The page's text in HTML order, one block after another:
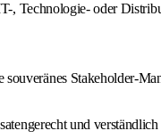
Technologie- oder
Stakeholder-
und